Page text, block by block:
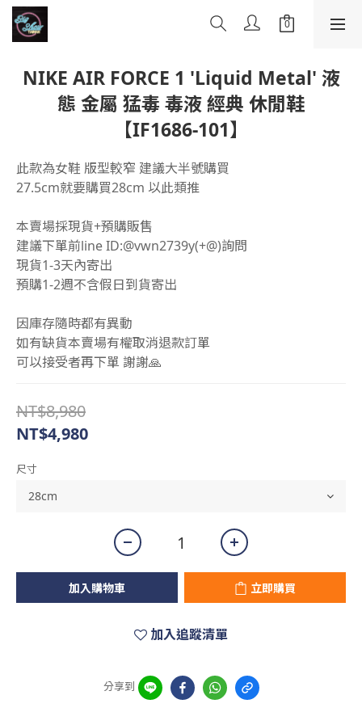
NIKE AIR FORCE 1 'Liquid Metal' 液
態 金屬 猛毒 毒液 經典 休閒鞋
【IF1686-101】
此款為女鞋 版型較窄 建議大半號購買
27.5cm就要購買28cm 以此類推
本賣場採現貨+預購販售
建議下單前line ID:@vwn2739y(+@)詢問
現貨1-3天內寄出
預購1-2週不含假日到貨寄出
因庫存隨時都有異動
如有缺貨本賣場有權取消退款訂單
可以接受者再下單 謝謝🙏
NT$8,980
NT$4,980
尺寸
加入購物車 立即購買
加入追蹤清單
分享到